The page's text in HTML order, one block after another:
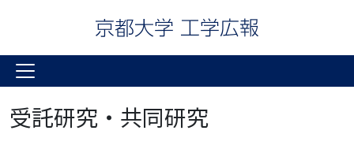
受託研究・共同研究